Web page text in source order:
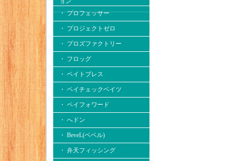
・ プロフェッサー
・ プロジェクトゼロ
・ プロズファクトリー
・ フロッグ
・ ベイトブレス
・ ペイチェックベイツ
・ ペイフォワード
・ へドン
・ BeveL(ベベル)
・ 弁天フィッシング